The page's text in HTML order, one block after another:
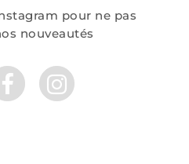
pour ne pas
nouveautés